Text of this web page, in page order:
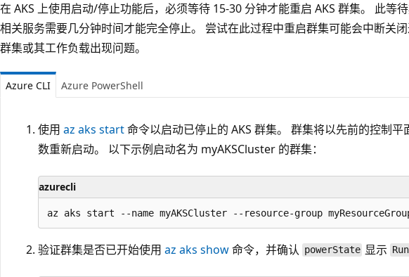
在 AKS 上使用启动/停止功能后，必须等待 15-30 分钟才能重启 AKS 群集。 此等
相关服务需要几分钟时间才能完全停止。 尝试在此过程中重启群集可能会中断关
群集或其工作负载出现问题。
Azure CLI Azure PowerShell
使用 az aks start命令以启动已停止的 AKS 群集。 群集将以先前的控制平
数重新启动。 以下示例启动名为 myAKSCluster 的群集：
azurecli
验证群集是否已开始使用 az aks show命令，并确认 powerState 显示